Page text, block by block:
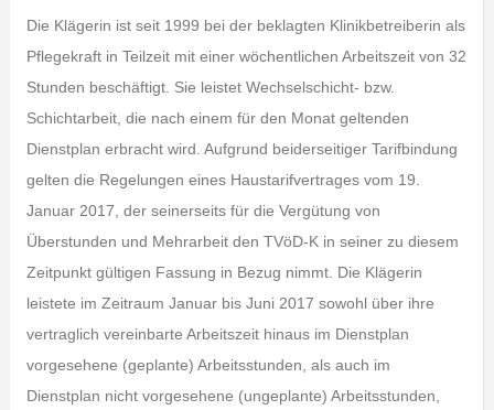
Die Klägerin ist seit 1999 bei der beklagten Klinikbetreiberin als
Pflegekraft in Teilzeit mit einer wöchentlichen Arbeitszeit von 32
Stunden beschäftigt. Sie leistet Wechselschicht- bzw.
Schichtarbeit, die nach einem für den Monat geltenden
Dienstplan erbracht wird. Aufgrund beiderseitiger Tarifbindung
gelten die Regelungen eines Haustarifvertrages vom 19.
Januar 2017, der seinerseits für die Vergütung von
Überstunden und Mehrarbeit den TVöD-K in seiner zu diesem
Zeitpunkt gültigen Fassung in Bezug nimmt. Die Klägerin
leistete im Zeitraum Januar bis Juni 2017 sowohl über ihre
vertraglich vereinbarte Arbeitszeit hinaus im Dienstplan
vorgesehene (geplante) Arbeitsstunden, als auch im
Dienstplan nicht vorgesehene (ungeplante) Arbeitsstunden,